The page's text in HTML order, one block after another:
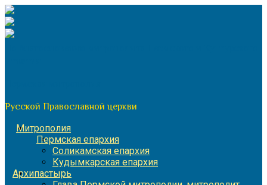
Перейти
к
содержимому
Русской Православной церкви
Митрополия
Пермская епархия
Соликамская епархия
Кудымкарская епархия
Архипастырь